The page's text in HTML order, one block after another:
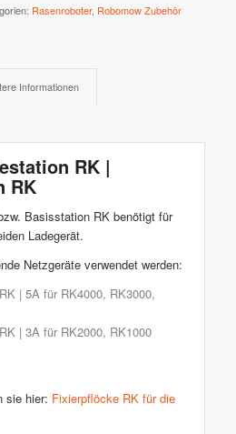
Rasenroboter, Robomow Zubehör
Informationen
RK |
RK
Basisstation RK benötigt für
Ladegerät.
Netzgeräte verwendet werden:
| 5A für RK4000, RK3000,
| 3A für RK2000, RK1000
sie hier: Fixierpflöcke RK für die